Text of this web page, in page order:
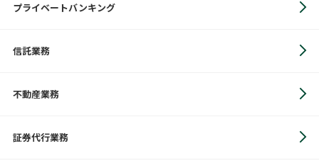
プライベートバンキング
信託業務
不動産業務
証券代行業務